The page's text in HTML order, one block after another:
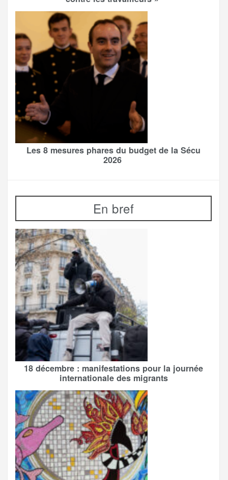
Les 8 mesures phares du budget de la Sécu
2026
En bref
18 décembre : manifestations pour la journée
internationale des migrants